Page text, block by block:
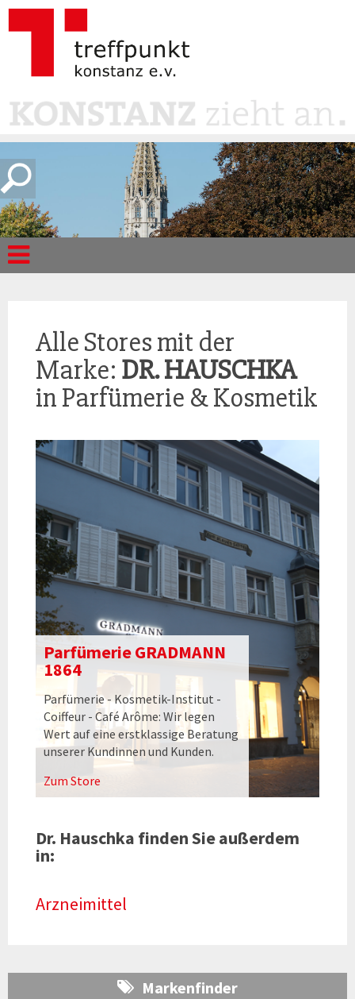
Alle Stores mit der
Marke: DR. HAUSCHKA
in Parfümerie & Kosmetik
Parfümerie GRADMANN
1864
Parfümerie - Kosmetik-Institut -
Coiffeur - Café Arôme: Wir legen
Wert auf eine erstklassige Beratung
unserer Kundinnen und Kunden.
Zum Store
Dr. Hauschka finden Sie außerdem
in:
Arzneimittel
Markenfinder